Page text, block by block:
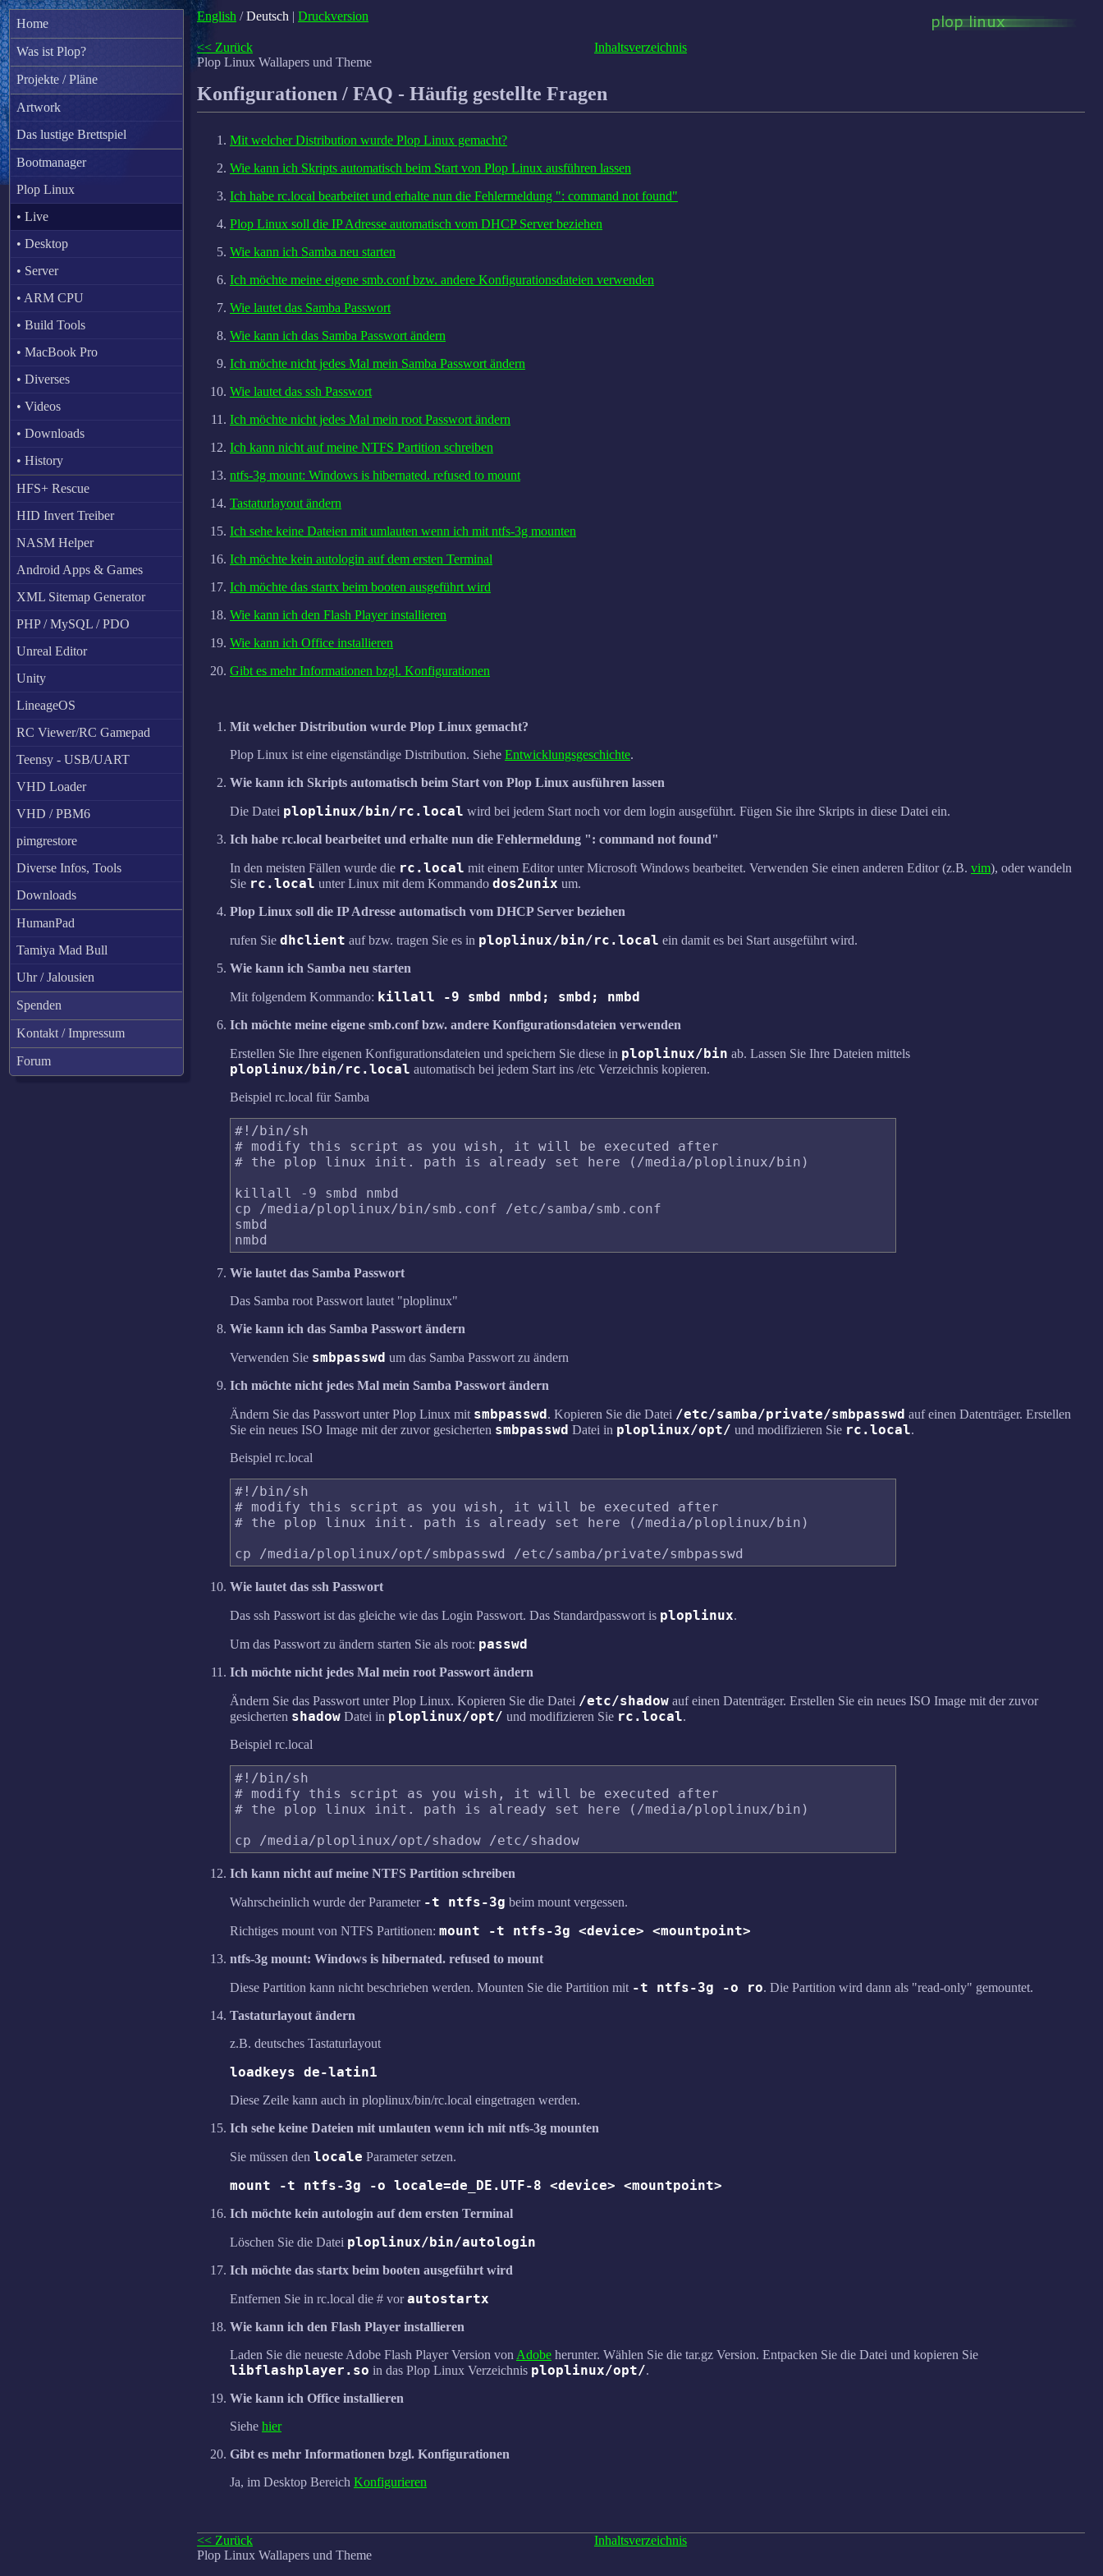
Home
Was ist Plop?
Projekte / Pläne
Artwork
Das lustige Brettspiel
Bootmanager
Plop Linux
• Live
• Desktop
• Server
• ARM CPU
• Build Tools
• MacBook Pro
• Diverses
• Videos
• Downloads
• History
HFS+ Rescue
HID Invert Treiber
NASM Helper
Android Apps & Games
XML Sitemap Generator
PHP / MySQL / PDO
Unreal Editor
Unity
LineageOS
RC Viewer/RC Gamepad
Teensy - USB/UART
VHD Loader
VHD / PBM6
pimgrestore
Diverse Infos, Tools
Downloads
HumanPad
Tamiya Mad Bull
Uhr / Jalousien
Spenden
Kontakt / Impressum
Forum
English /Deutsch | Druckversion
<< Zurück
Plop Linux Wallapers und Theme
Inhaltsverzeichnis
Konfigurationen / FAQ - Häufig gestellte Fragen
Mit welcher Distribution wurde Plop Linux gemacht?
Wie kann ich Skripts automatisch beim Start von Plop Linux ausführen lassen
Ich habe rc.local bearbeitet und erhalte nun die Fehlermeldung ": command not found"
Plop Linux soll die IP Adresse automatisch vom DHCP Server beziehen
Wie kann ich Samba neu starten
Ich möchte meine eigene smb.conf bzw. andere Konfigurationsdateien verwenden
Wie lautet das Samba Passwort
Wie kann ich das Samba Passwort ändern
Ich möchte nicht jedes Mal mein Samba Passwort ändern
Wie lautet das ssh Passwort
Ich möchte nicht jedes Mal mein root Passwort ändern
Ich kann nicht auf meine NTFS Partition schreiben
ntfs-3g mount: Windows is hibernated. refused to mount
Tastaturlayout ändern
Ich sehe keine Dateien mit umlauten wenn ich mit ntfs-3g mounten
Ich möchte kein autologin auf dem ersten Terminal
Ich möchte das startx beim booten ausgeführt wird
Wie kann ich den Flash Player installieren
Wie kann ich Office installieren
Gibt es mehr Informationen bzgl. Konfigurationen
Mit welcher Distribution wurde Plop Linux gemacht?
Plop Linux ist eine eigenständige Distribution. Siehe Entwicklungsgeschichte.
Wie kann ich Skripts automatisch beim Start von Plop Linux ausführen lassen
Die Datei ploplinux/bin/rc.local wird bei jedem Start noch vor dem login ausgeführt. Fügen Sie ihre Skripts in diese Datei ein.
Ich habe rc.local bearbeitet und erhalte nun die Fehlermeldung ": command not found"
In den meisten Fällen wurde die rc.local mit einem Editor unter Microsoft Windows bearbeitet. Verwenden Sie einen anderen Editor (z.B. vim), oder wandeln
Sie rc.local unter Linux mit dem Kommando dos2unix um.
Plop Linux soll die IP Adresse automatisch vom DHCP Server beziehen
rufen Sie dhclient auf bzw. tragen Sie es in ploplinux/bin/rc.local ein damit es bei Start ausgeführt wird.
Wie kann ich Samba neu starten
Mit folgendem Kommando: killall -9 smbd nmbd; smbd; nmbd
Ich möchte meine eigene smb.conf bzw. andere Konfigurationsdateien verwenden
Erstellen Sie Ihre eigenen Konfigurationsdateien und speichern Sie diese in ploplinux/bin ab. Lassen Sie Ihre Dateien mittels
ploplinux/bin/rc.local automatisch bei jedem Start ins /etc Verzeichnis kopieren.
Beispiel rc.local für Samba
#!/bin/sh
# modify this script as you wish, it will be executed after
# the plop linux init. path is already set here (/media/ploplinux/bin)
killall -9 smbd nmbd
cp /media/ploplinux/bin/smb.conf /etc/samba/smb.conf
smbd
Wie lautet das Samba Passwort
Das Samba root Passwort lautet "ploplinux"
Wie kann ich das Samba Passwort ändern
Verwenden Sie smbpasswd um das Samba Passwort zu ändern
Ich möchte nicht jedes Mal mein Samba Passwort ändern
Ändern Sie das Passwort unter Plop Linux mit smbpasswd . Kopieren Sie die Datei /etc/samba/private/smbpasswd auf einen Datenträger. Erstellen
Sie ein neues ISO Image mit der zuvor gesicherten smbpasswd Datei in ploplinux/opt/ und modifizieren Sie rc.local.
Beispiel rc.local
#!/bin/sh
# modify this script as you wish, it will be executed after
# the plop linux init. path is already set here (/media/ploplinux/bin)
Wie lautet das ssh Passwort
Das ssh Passwort ist das gleiche wie das Login Passwort. Das Standardpasswort is ploplinux.
Um das Passwort zu ändern starten Sie als root: passwd
Ich möchte nicht jedes Mal mein root Passwort ändern
Ändern Sie das Passwort unter Plop Linux. Kopieren Sie die Datei /etc/shadow auf einen Datenträger. Erstellen Sie ein neues ISO Image mit der zuvor
gesicherten shadow Datei in ploplinux/opt/ und modifizieren Sie rc.local.
Beispiel rc.local
#!/bin/sh
# modify this script as you wish, it will be executed after
# the plop linux init. path is already set here (/media/ploplinux/bin)
Ich kann nicht auf meine NTFS Partition schreiben
Wahrscheinlich wurde der Parameter -t ntfs-3g beim mount vergessen.
Richtiges mount von NTFS Partitionen: mount -t ntfs-3g <device> <mountpoint>
ntfs-3g mount: Windows is hibernated. refused to mount
Diese Partition kann nicht beschrieben werden. Mounten Sie die Partition mit -t ntfs-3g -o ro. Die Partition wird dann als "read-only" gemountet.
Tastaturlayout ändern
z.B. deutsches Tastaturlayout
loadkeys de-latin1
Diese Zeile kann auch in ploplinux/bin/rc.local eingetragen werden.
Ich sehe keine Dateien mit umlauten wenn ich mit ntfs-3g mounten
Sie müssen den locale Parameter setzen.
mount -t ntfs-3g -o locale=de_DE.UTF-8 <device> <mountpoint>
Ich möchte kein autologin auf dem ersten Terminal
Löschen Sie die Datei ploplinux/bin/autologin
Ich möchte das startx beim booten ausgeführt wird
Entfernen Sie in rc.local die # vorautostartx
Wie kann ich den Flash Player installieren
Laden Sie die neueste Adobe Flash Player Version von Adobe herunter. Wählen Sie die tar.gz Version. Entpacken Sie die Datei und kopieren Sie
libflashplayer.so in das Plop Linux Verzeichnis ploplinux/opt/.
Wie kann ich Office installieren
Siehe hier
Gibt es mehr Informationen bzgl. Konfigurationen
Ja, im Desktop Bereich Konfigurieren
<< Zurück
Plop Linux Wallapers und Theme
Inhaltsverzeichnis